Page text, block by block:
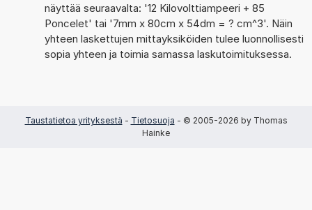
näyttää seuraavalta: '12 Kilovolttiampeeri + 85
Poncelet' tai '7mm x 80cm x 54dm = ? cm^3'. Näin
yhteen laskettujen mittayksiköiden tulee luonnollisesti
sopia yhteen ja toimia samassa laskutoimituksessa.
Taustatietoa yrityksestä - Tietosuoja - © 2005-2026 by Thomas
Hainke